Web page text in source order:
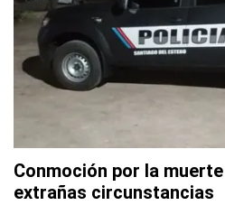
Conmoción por la
extrañas circunstancias